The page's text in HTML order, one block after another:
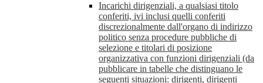
Incarichi dirigenziali, a qualsiasi titolo
conferiti, ivi inclusi quelli conferiti
discrezionalmente dall'organo di indirizzo
politico senza procedure pubbliche di
selezione e titolari di posizione
organizzativa con funzioni dirigenziali (da
pubblicare in tabelle che distinguano le
seguenti situazioni: dirigenti, dirigenti